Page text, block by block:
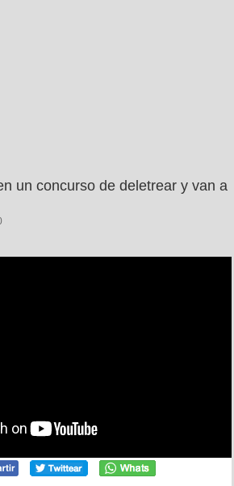
un concurso de deletrear y van a